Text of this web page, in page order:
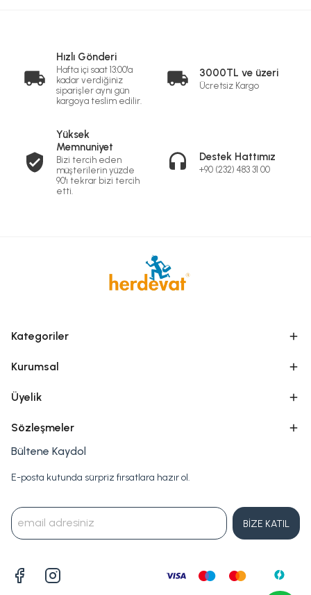
Hızlı Gönderi
Hafta içi saat 13:00'a
kadar verdiğiniz
siparişler aynı gün
kargoya teslim edilir.
3000TL ve üzeri
Ücretsiz Kargo
Yüksek
Memnuniyet
Bizi tercih eden
müşterilerin yüzde
90'ı tekrar bizi tercih
etti.
Destek Hattımız
+90 (232) 483 31 00
Kategoriler
Kurumsal
Üyelik
Sözleşmeler
Bültene Kaydol
E-posta kutunda sürpriz fırsatlara hazır ol.
BİZE KATIL